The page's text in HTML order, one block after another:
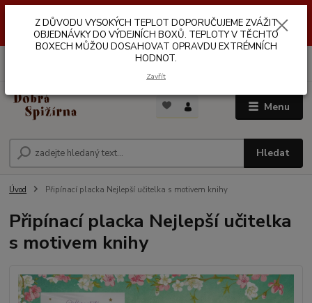
VÝDEJNÍCH BOXŮ. TEPLOTA V TĚCHTO BOXECH MŮŽE DOSAHOVAT
OPRAVDU EXTRÉMNÍCH HODNOT.
Menu
Hledat
Úvod Připínací placka Nejlepší učitelka s motivem knihy
Připínací placka Nejlepší učitelka
s motivem knihy
Z DŮVODU VYSOKÝCH TEPLOT DOPORUČUJEME ZVÁŽIT
OBJEDNÁVKY DO VÝDEJNÍCH BOXŮ. TEPLOTY V TĚCHTO
BOXECH MŮŽOU DOSAHOVAT OPRAVDU EXTRÉMNÍCH
HODNOT.
Zavřít